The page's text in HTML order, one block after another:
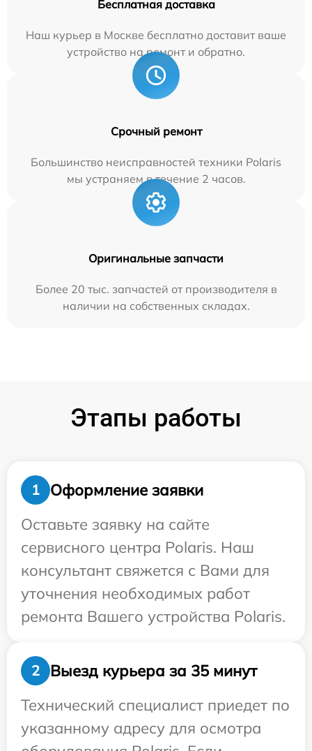
Бесплатная доставка
Наш курьер в Москве бесплатно доставит ваше
устройство на ремонт и обратно.
Срочный ремонт
Большинство неисправностей техники Polaris
мы устраняем в течение 2 часов.
Оригинальные запчасти
Более 20 тыс. запчастей от производителя в
наличии на собственных складах.
Этапы работы
1
Оформление заявки
Оставьте заявку на сайте
сервисного центра Polaris. Наш
консультант свяжется с Вами для
уточнения необходимых работ
ремонта Вашего устройства Polaris.
2
Выезд курьера за 35 минут
Технический специалист приедет по
указанному адресу для осмотра